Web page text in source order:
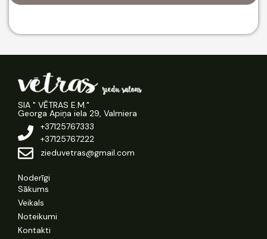
SIA " VĒTRAS E.M."
Georga Apiņa iela 29, Valmiera
+37125767333
+37125767222
zieduvetras@gmail.com
Noderīgi
Sākums
Veikals
Noteikumi
Kontakti